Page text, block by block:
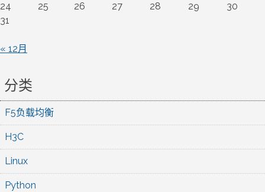
24
25 26 27 28 29
30
31
« 12月
分类
F5负载均衡
H3C
Linux
Python